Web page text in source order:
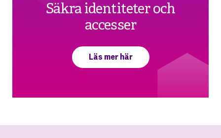
Säkra identiteter och
accesser
Läs mer här